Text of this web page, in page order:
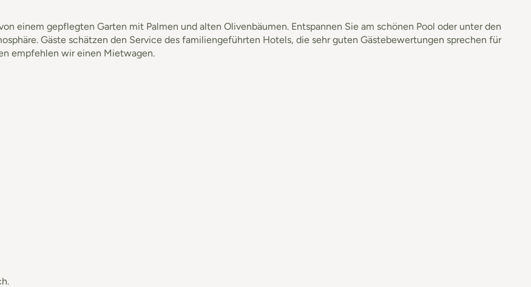
einem gepflegten Garten mit Palmen und alten Olivenbäumen. Entspannen Sie am schönen Pool oder unter den
Gäste schätzen den Service des familiengeführten Hotels, die sehr guten Gästebewertungen sprechen für
empfehlen wir einen Mietwagen.